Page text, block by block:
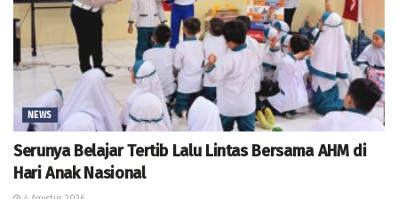
NEWS
Serunya Belajar Tertib Lalu Lintas Bersama AHM di
Hari Anak Nasional